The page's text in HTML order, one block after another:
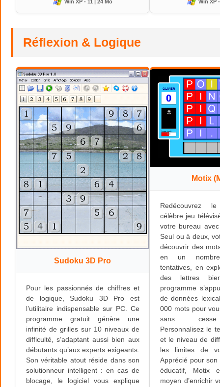
Win XP - 11 | 24 Mo Win XP
Réflexion & Logique
Sudoku 3D Pro
Pour les passionnés de chiffres et
de logique, Sudoku 3D Pro est
l’utilitaire indispensable sur PC. Ce
programme gratuit génère une
infinité de grilles sur 10 niveaux de
difficulté, s’adaptant aussi bien aux
débutants qu’aux experts exigeants.
Son véritable atout réside dans son
solutionneur intelligent : en cas de
blocage, le logiciel vous explique
Motix
Redécouvrez
célèbre jeu
votre bureau
Seul ou à deux,
découvrir des
en un
tentatives, en
des lettres
programme
de données
000 mots pour
sans cesse
Personnalisez le
et le niveau de
les limites de
Apprécié pour
éducatif, Motix
moyen d’enrichir